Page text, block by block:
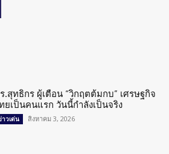
.สุทธิกร ผู้เตือน “วิกฤตต้มกบ” เศรษฐกิจ
ยเป็นคนแรก วันนี้กำลังเป็นจริง
าวเด่น สิงหาคม 3, 2026